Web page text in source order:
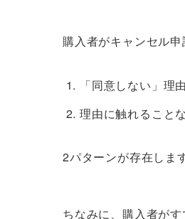
購入者がキャンセル申
「同意しない」理
理由に触れること
2パターンが存在します
ちなみに、購入者が